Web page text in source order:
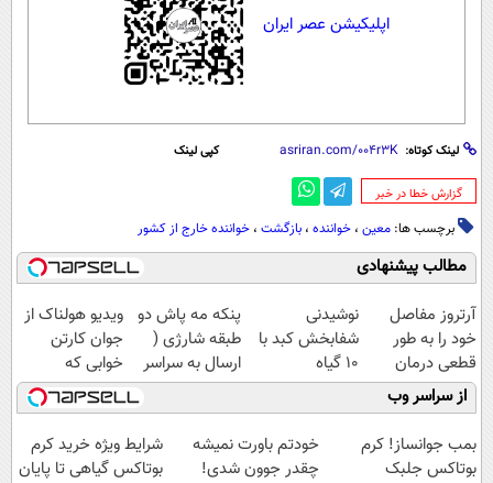
اپلیکیشن عصر ایران
لینک کوتاه: کپی لینک
‌گزارش خطا در خبر
برچسب ها: معین ، خواننده ، بازگشت ، خواننده خارج از کشور
مطالب پیشنهادی
آرتروز مفاصل
خود را به طور
قطعی درمان
کنید!
◗پرسش‌نامه◖
نوشیدنی
شفابخش کبد با
10 گیاه
موثر(تخفیف تا
امشب)
پنکه مه پاش دو
طبقه شارژی (
ارسال به سراسر
کشور)
ویدیو هولناک از
جوان کارتن
خوابی که
میلیاردر شد.
آموزش رایگان
از سراسر وب
بمب جوانساز! کرم
بوتاکس جلبک
خودتم باورت نمیشه
چقدر جوون شدی!
شرایط ویژه خرید کرم
بوتاکس گیاهی تا پایان